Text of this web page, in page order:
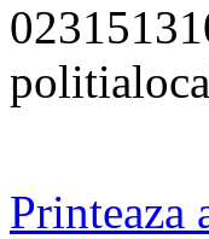
Printeaza